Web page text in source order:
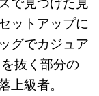
ットアップに
グでカジュア
抜く部分の
級者。